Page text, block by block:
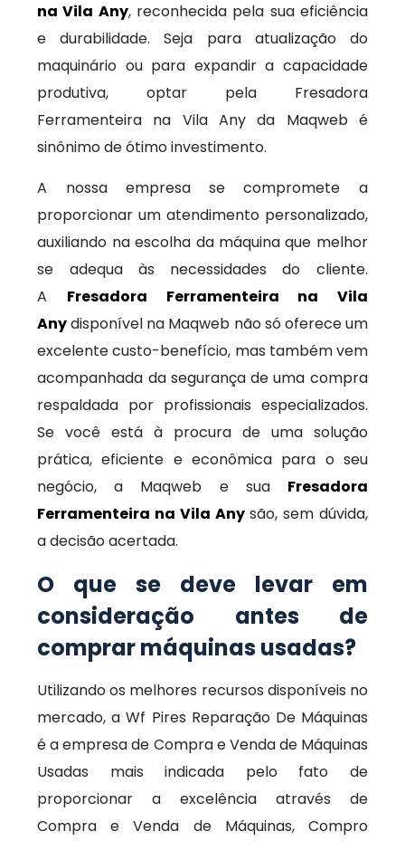
na Vila Any, reconhecida pela sua eficiência
e durabilidade. Seja para atualização do
maquinário ou para expandir a capacidade
produtiva, optar pela Fresadora
Ferramenteira na Vila Any da Maqweb é
sinônimo de ótimo investimento.
A nossa empresa se compromete a
proporcionar um atendimento personalizado,
auxiliando na escolha da máquina que melhor
se adequa às necessidades do cliente.
A Fresadora Ferramenteira na Vila
Anydisponível na Maqweb não só oferece um
excelente custo-benefício, mas também vem
acompanhada da segurança de uma compra
respaldada por profissionais especializados.
Se você está à procura de uma solução
prática, eficiente e econômica para o seu
negócio, a Maqweb e sua Fresadora
Ferramenteira na Vila Anysão, sem dúvida,
a decisão acertada.
O que se deve levar em
consideração antes de
comprar máquinas usadas?
Utilizando os melhores recursos disponíveis no
mercado, a Wf Pires Reparação De Máquinas
é a empresa de Compra e Venda de Máquinas
Usadas mais indicada pelo fato de
proporcionar a excelência através de
Compra e Venda de Máquinas, Compro